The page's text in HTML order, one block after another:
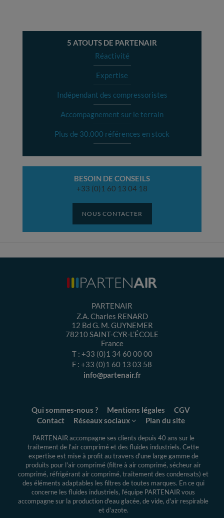
5 ATOUTS DE PARTENAIR
Réactivité
Expertise
Indépendant des compressoristes
Accompagnement sur le terrain
Plus de 30.000 références en stock
BESOIN DE CONSEILS
+33 (0)1 60 13 04 18
NOUS CONTACTER
PARTENAIR
Z.A. Charles RENARD
12 Bd G. M. GUYNEMER
78210SAINT-CYR-L’ÉCOLE
France
T : +33 (0)1 34 60 00 00
F : +33 (0)1 60 13 03 58
info@partenair.fr
Qui sommes-nous ? Mentions légales
CGV
Contact
Réseaux sociaux Plan du site
PARTENAIR accompagne ses clients depuis 40 ans sur le
traitement de l'air comprimé et des fluides industriels. Cette
expertiseest mise à profit au travers d'une large gamme de
produits pour l'air comprimé (filtre à air comprimé, sécheur air
comprimé, réfrigérant air comprimé, traitement des condensats) et
des éléments adaptables les filtres de toutes marques. En ce qui
concerne les fluides industriels, l'équipe PARTENAIR vous
accompagne sur la production d'eau glacée, de vide, d'air respirable
et d'azote.